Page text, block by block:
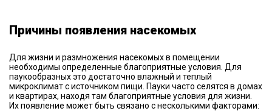
Причины появления насекомых
Для жизни и размножения насекомых в помещении
необходимы определенные благоприятные условия. Для
паукообразных это достаточно влажный и теплый
микроклимат с источником пищи. Пауки часто селятся в домах
и квартирах, находя там благоприятные условия для жизни.
Их появление может быть связано с несколькими факторами: